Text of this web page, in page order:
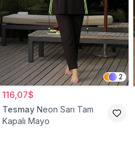
2
116,07$
Tesmay Neon Sarı Tam
Kapalı Mayo